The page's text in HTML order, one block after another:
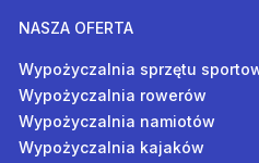
NASZA OFERTA
Wypożyczalnia sprzętu
Wypożyczalnia rowerów
Wypożyczalnia namiotów
Wypożyczalnia kajaków